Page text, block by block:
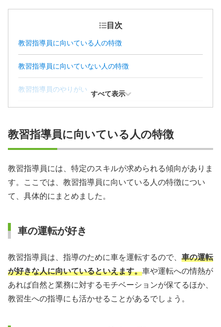
目次
教習指導員に向いている人の特徴
教習指導員に向いていない人の特徴
教習指導員のやりがい
教習指導員になるための4つのステップ
教習指導員に関するFAQ
すべて表示
教習指導員に向いている人の特徴
教習指導員には、特定のスキルが求められる傾向がありま
す。ここでは、教習指導員に向いている人の特徴につい
て、具体的にまとめました。
車の運転が好き
教習指導員は、指導のために車を運転するので、 車の運転
が好きな人に向いているといえます。車や運転への情熱が
あれば自然と業務に対するモチベーションが保てるほか、
教習生への指導にも活かせることがあるでしょう。